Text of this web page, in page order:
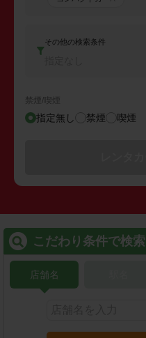
その他の検索条件
禁煙/喫煙
指定無し 禁煙 喫煙
こだわり条件で検索
店舗名